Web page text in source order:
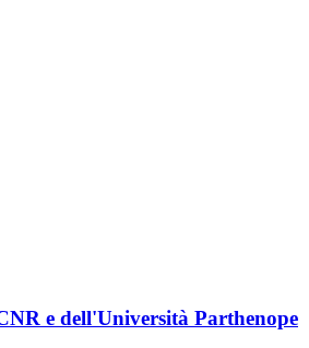
e dell'Università Parthenope